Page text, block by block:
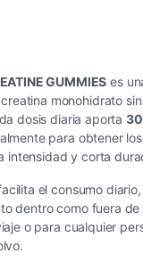
GUMMIES es
monohidrato
dosis diaria aporta
para obtener
intensidad y corta
el consumo
dentro como fuera
o para cualquier